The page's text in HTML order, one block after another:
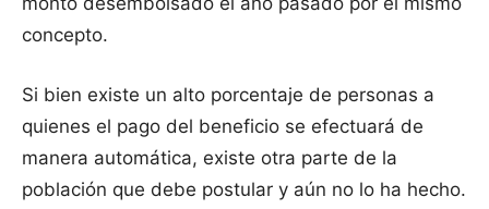
concepto.
Si bien existe un alto porcentaje de personas a
quienes el pago del beneficio se efectuará de
manera automática, existe otra parte de la
población que debe postular y aún no lo ha hecho.